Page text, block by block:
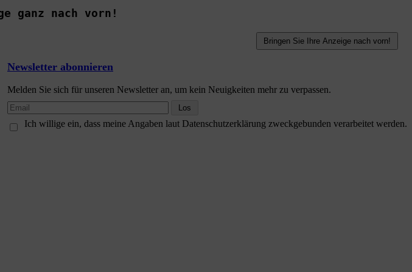
ganz nach vorn!
Newsletter abonnieren
Melden Sie sich für unseren Newsletter an, um kein Neuigkeiten mehr zu verpassen.
Ich willige ein, dass meine Angaben laut Datenschutzerklärung zweckgebunden verarbeitet werden.